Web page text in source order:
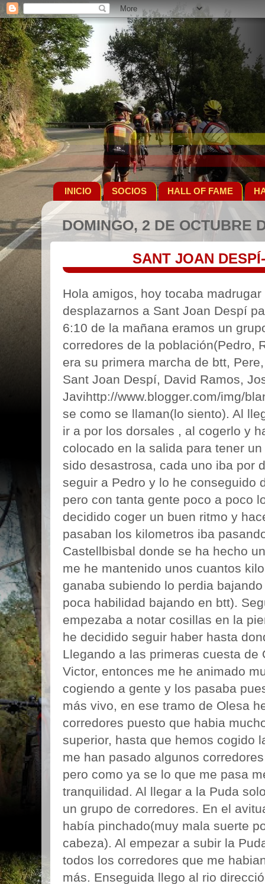
INICIO SOCIOS HALL OF FAME
DOMINGO, 2 DE OCTUBRE
SANT JOAN
Hola amigos, hoy tocaba
desplazarnos a Sant Joan Despí
6:10 de la mañana eramos un
corredores de la población(Pedro,
era su primera marcha de btt,
Sant Joan Despí, David Ramos,
Javihttp://www.blogger.com/img/
se como se llaman(lo siento). Al
ir a por los dorsales , al cogerlo y
colocado en la salida para tener
sido desastrosa, cada uno iba por
seguir a Pedro y lo he conseguido
pero con tanta gente poco a poco
decidido coger un buen ritmo y
pasaban los kilometros iba
Castellbisbal donde se ha hecho
me he mantenido unos cuantos
ganaba subiendo lo perdia
poca habilidad bajando en btt).
empezaba a notar cosillas en la
he decidido seguir haber hasta
Llegando a las primeras cuesta de
Victor, entonces me he animado
cogiendo a gente y los pasaba
más vivo, en ese tramo de Olesa
corredores puesto que habia
superior, hasta que hemos cogido
me han pasado algunos
pero como ya se lo que me pasa
tranquilidad. Al llegar a la Puda
un grupo de corredores. En el
había pinchado(muy mala suerte
cabeza). Al empezar a subir la
todos los corredores que me
más. Enseguida llego al rio